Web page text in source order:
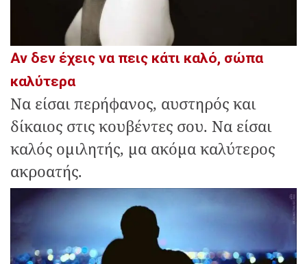
Αν δεν έχεις να πεις κάτι καλό, σώπα
καλύτερα
Να είσαι περήφανος, αυστηρός και
δίκαιος στις κουβέντες σου. Να είσαι
καλός ομιλητής, μα ακόμα καλύτερος
ακροατής.